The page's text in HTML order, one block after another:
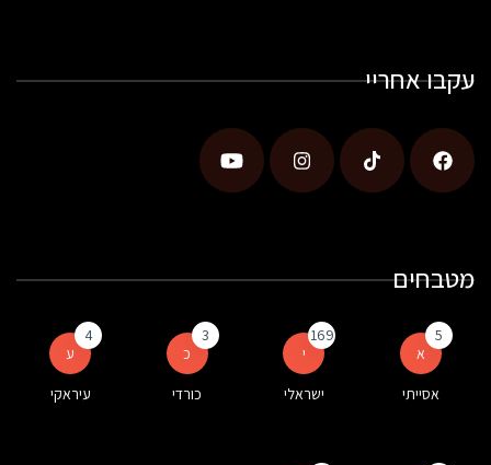
עקבו אחריי
מטבחים
א
5
אסייתי
י
169
ישראלי
כ
3
כורדי
ע
4
עיראקי